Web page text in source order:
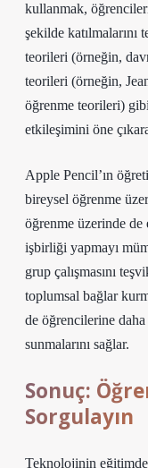
kullanmak,
şekilde
teorileri (örneğin,
teorileri (örneğin,
öğrenme teorileri)
etkileşimini öne
Apple Pencil’ın
bireysel öğrenme
öğrenme üzerinde
işbirliği yapmayı
grup çalışmasını
toplumsal bağlar
de öğrencilerine
sunmalarını sağlar.
Sonuç:
Sorgulayın
Teknolojinin